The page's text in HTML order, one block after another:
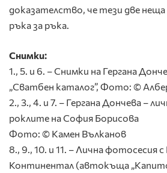
доказателство, че тези две
ръка за ръка.
Снимки:
1., 5. и 6. – Снимки на Гергана
„Сватбен каталог”, Фото: ©
2., 3., 4. и 7. – Гергана Дончева –
роклите на София Борисова
Фото: © Камен Вълканов
8., 9., 10. и 11. – Лична фотосесия
Континентал (автокъща